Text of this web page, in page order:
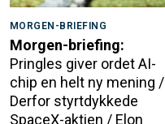
MORGEN-BRIEFING
Morgen-briefing:
Pringles giver ordet AI-
chip en helt ny mening /
Derfor styrtdykkede
SpaceX-aktien / Elon